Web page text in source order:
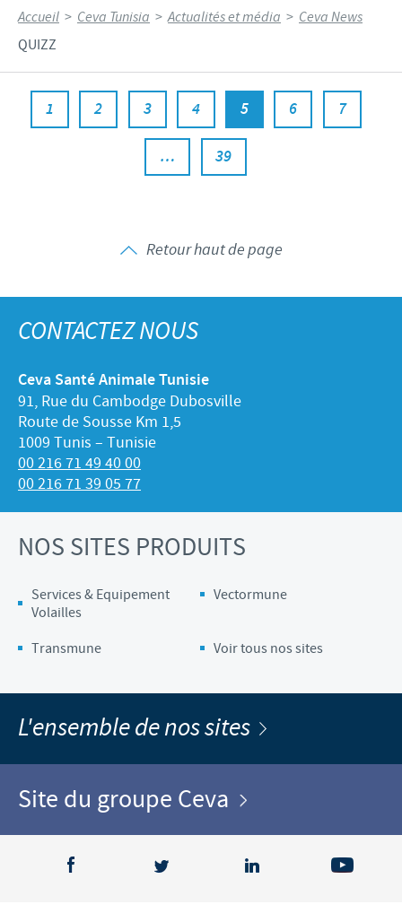
Accueil > Ceva Tunisia > Actualités et média > Ceva News
QUIZZ
1 2 3 4 5 6 7
… 39
Retour haut de page
CONTACTEZ NOUS
Ceva Santé Animale Tunisie
91, Rue du Cambodge Dubosville
Route de Sousse Km 1,5
1009 Tunis – Tunisie
00 216 71 49 40 00
00 216 71 39 05 77
NOS SITES PRODUITS
Services & Equipement
Volailles
Vectormune
Transmune Voir tous nos sites
L'ensemble de nos sites
Site du groupe Ceva